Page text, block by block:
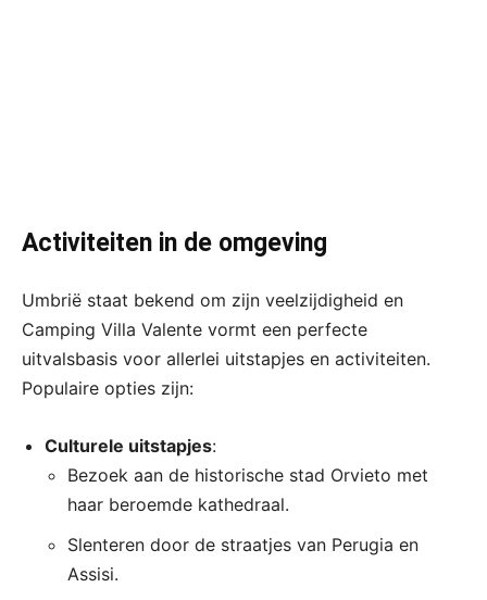
Activiteiten in de omgeving
Umbrië staat bekend om zijn veelzijdigheid en
Camping Villa Valente vormt een perfecte
uitvalsbasis voor allerlei uitstapjes en activiteiten.
Populaire opties zijn:
Culturele uitstapjes:
Bezoek aan de historische stad Orvieto met
haar beroemde kathedraal.
Slenteren door de straatjes van Perugia en
Assisi.